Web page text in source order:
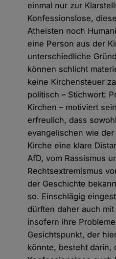
einmal nur zur
Konfessionslose,
Atheisten noch
eine Person aus der
unterschiedliche
können schlicht
keine Kirchensteuer
politisch – Stichwort:
Kirchen – motiviert
erfreulich, dass
evangelischen wie
Kirche eine klare
AfD, vom Rassismus
Rechtsextremismus
der Geschichte
so. Einschlägig
dürften daher auch
insofern ihre
Gesichtspunkt, der
könnte, besteht darin,